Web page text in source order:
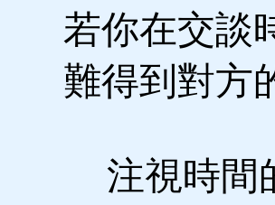
若你在交談
難得到對方
注視時間